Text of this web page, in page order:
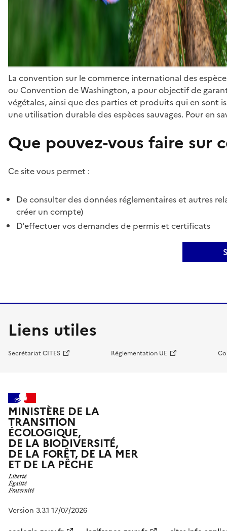
La convention sur le commerce international des
ou Convention de Washington, a pour objectif de
végétales, ainsi que des parties et produits qui en sont
une utilisation durable des espèces sauvages. Pour en
Que pouvez-vous faire sur
Ce site vous permet :
De consulter des données réglementaires et autres
créer un compte)
D'effectuer vos demandes de permis et certificats
Liens utiles
Secrétariat CITES Réglementation UE
MINISTÈRE DE LA
TRANSITION
ÉCOLOGIQUE,
DE LA BIODIVERSITÉ,
DE LA FORÊT, DE LA MER
ET DE LA PÊCHE
Version 3.3.1 17/07/2026